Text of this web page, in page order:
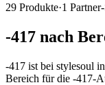
29 Produkte·1
-417 nach
-417 ist bei stylesoul in
Bereich für die -417-